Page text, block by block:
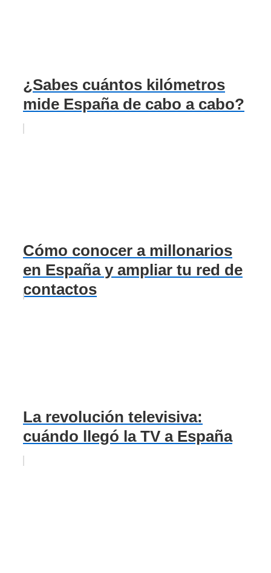
¿Sabes cuántos kilómetros
mide España de cabo a cabo?
Cómo conocer a millonarios
en España y ampliar tu red de
contactos
La revolución televisiva:
cuándo llegó la TV a España